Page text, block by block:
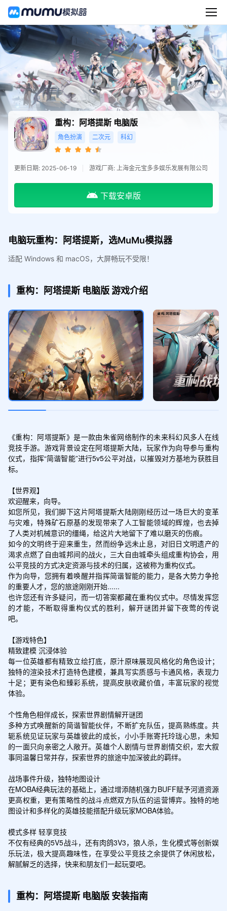
重构：阿塔提斯 电脑版
角色扮演 二次元 科幻
更新日期: 2025-06-19 游戏厂商: 上海金元宝多多娱乐发展有限公司
下载安卓版
电脑玩重构：阿塔提斯，选MuMu模拟器
适配 Windows 和 macOS，大屏畅玩不受限！
重构：阿塔提斯 电脑版游戏介绍
《重构：阿塔提斯》是一款由朱雀网络制作的未来科幻风多人在线
竞技手游。游戏背景设定在阿塔提斯大陆，玩家作为向导参与重构
仪式，指挥“简谐智能”进行5v5公平对战，以摧毁对方基地为获胜目
标。
【世界观】
欢迎醒来，向导。
如您所见，我们脚下这片阿塔提斯大陆刚刚经历过一场巨大的变革
与灾难，特殊矿石原基的发现带来了人工智能领域的辉煌，也去掉
了人类对机械意识的缰绳，给这片大地留下了难以磨灭的伤痕。
如今的文明终于迎来重生，然而纷争远未止息，对旧日文明遗产的
渴求点燃了自由城邦间的战火，三大自由城牵头组成重构协会，用
公平竞技的方式决定资源与技术的归属，这被称为重构仪式。
作为向导，您拥有着唤醒并指挥简谐智能的能力，是各大势力争抢
的重要人才，您的旅途刚刚开始......
也许您还有许多疑问，而一切答案都藏在重构仪式中。尽情发挥您
的才能，不断取得重构仪式的胜利，解开谜团并留下夜莺的传说
吧。
【游戏特色】
精致建模 沉浸体验
每一位英雄都有精致立绘打底，原汁原味展现风格化的角色设计；
独特的渲染技术打造特色建模，兼具写实质感与卡通风格，表现力
十足；更有染色和臻彩系统，提高皮肤收藏价值，丰富玩家的视觉
体验。
个性角色相伴成长，探索世界剧情解开谜团
多种方式唤醒新的简谐智能伙伴，不断扩充队伍，提高熟练度。共
轭系统见证玩家与英雄彼此的成长，小小手账寄托玲珑心思，未知
的一面只向亲密之人敞开。英雄个人剧情与世界剧情交织，宏大叙
事同温馨日常并存，探索世界的旅途中加深彼此的羁绊。
战场事件升级，独特地图设计
在MOBA经典玩法的基础上，通过增添随机强力BUFF赋予河道资源
更高权重，更有策略性的战斗点燃双方队伍的运营博弈。独特的地
图设计和多样化的英雄技能搭配升级玩家MOBA体验。
模式多样 轻享竞技
不仅有经典的5V5战斗，还有肉鸽3V3，狼人杀，生化模式等创新娱
乐玩法，极大提高趣味性，在享受公平竞技之余提供了休闲放松，
解腻解乏的选择，快来和朋友们一起玩耍吧。
重构：阿塔提斯 电脑版 安装指南